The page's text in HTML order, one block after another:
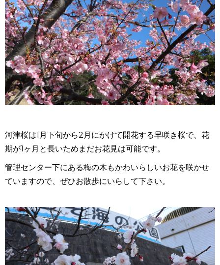
河津桜は1月下旬から2月にかけて開花する早咲き桜で、花
期が1ヶ月と長いためまだお花見は可能です。
管理センター下にある梅の木もかわいらしいお花を咲かせ
ていますので、ぜひお散歩にいらして下さい。